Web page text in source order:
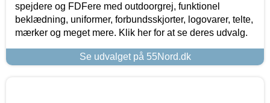
spejdere og FDFere med outdoorgrej, funktionel
beklædning, uniformer, forbundsskjorter, logovarer, telte,
mærker og meget mere. Klik her for at se deres udvalg.
Se udvalget på 55Nord.dk